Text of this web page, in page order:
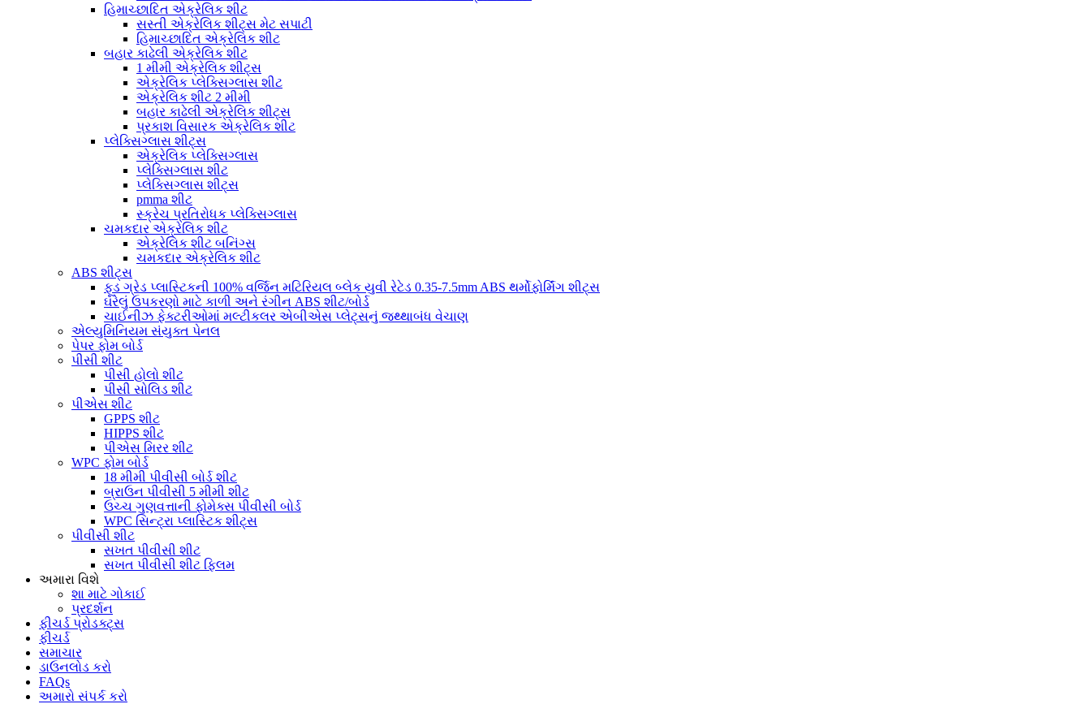
હિમાચ્છાદિત એક્રેલિક શીટ
સસ્તી એક્રેલિક શીટ્સ મેટ સપાટી
હિમાચ્છાદિત એક્રેલિક શીટ
બહાર કાઢેલી એક્રેલિક શીટ
1 મીમી એક્રેલિક શીટ્સ
એક્રેલિક પ્લેક્સિગ્લાસ શીટ
એક્રેલિક શીટ 2 મીમી
બહાર કાઢેલી એક્રેલિક શીટ્સ
પ્રકાશ વિસારક એક્રેલિક શીટ
પ્લેક્સિગ્લાસ શીટ્સ
એક્રેલિક પ્લેક્સિગ્લાસ
પ્લેક્સિગ્લાસ શીટ
પ્લેક્સિગ્લાસ શીટ્સ
pmma શીટ
સ્ક્રેચ પ્રતિરોધક પ્લેક્સિગ્લાસ
ચમકદાર એક્રેલિક શીટ
એક્રેલિક શીટ બનિંગ્સ
ચમકદાર એક્રેલિક શીટ
ABS શીટ્સ
ફૂડ ગ્રેડ પ્લાસ્ટિકની 100% વર્જિન મટિરિયલ બ્લેક યુવી રેટેડ 0.35-7.5mm ABS થર્મોફોર્મિંગ શીટ્સ
ઘરેલું ઉપકરણો માટે કાળી અને રંગીન ABS શીટ/બોર્ડ
ચાઈનીઝ ફેક્ટરીઓમાં મલ્ટીકલર એબીએસ પ્લેટ્સનું જથ્થાબંધ વેચાણ
એલ્યુમિનિયમ સંયુક્ત પેનલ
પેપર ફોમ બોર્ડ
પીસી શીટ
પીસી હોલો શીટ
પીસી સોલિડ શીટ
પીએસ શીટ
GPPS શીટ
HIPPS શીટ
પીએસ મિરર શીટ
WPC ફોમ બોર્ડ
18 મીમી પીવીસી બોર્ડ શીટ
બ્રાઉન પીવીસી 5 મીમી શીટ
ઉચ્ચ ગુણવત્તાની ફોમેક્સ પીવીસી બોર્ડ
WPC સિન્ટ્રા પ્લાસ્ટિક શીટ્સ
પીવીસી શીટ
સખત પીવીસી શીટ
સખત પીવીસી શીટ ફ્લિમ
અમારા વિશે
શા માટે ગોકાઈ
પ્રદર્શન
ફીચર્ડ પ્રોડક્ટ્સ
ફીચર્ડ
સમાચાર
ડાઉનલોડ કરો
FAQs
અમારો સંપર્ક કરો